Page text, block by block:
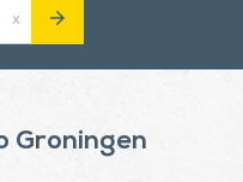
x arrow_forward
Groningen